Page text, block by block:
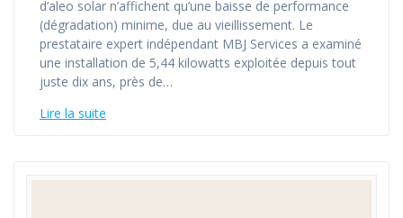
d’aleo solar n’affichent qu’une baisse de performance
(dégradation) minime, due au vieillissement. Le
prestataire expert indépendant MBJ Services a examiné
une installation de 5,44 kilowatts exploitée depuis tout
juste dix ans, près de…
Lire la suite